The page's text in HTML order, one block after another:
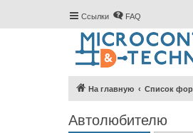
Ссылки FAQ
На главную Список
Автолюбителю